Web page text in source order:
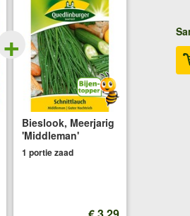
+
Bieslook, Meerjarig
'Middleman'
1 portie zaad